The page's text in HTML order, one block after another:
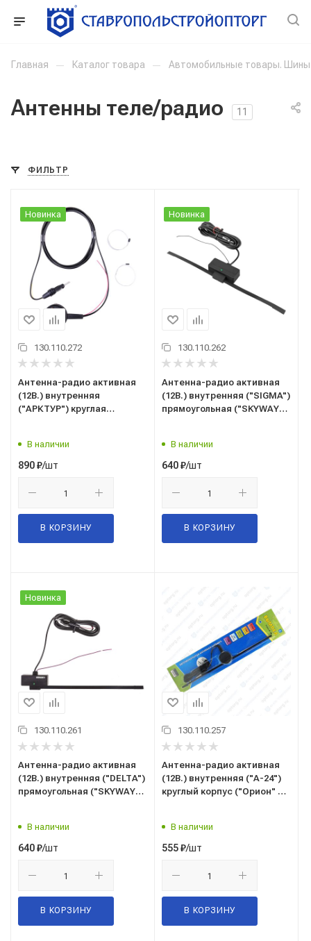
Главная — Каталог товара — Автомобильные товары. Шины
Антенны теле/радио 11
ФИЛЬТР
Новинка
130.110.272
Антенна-радио активная
(12В.) внутренняя
("АРКТУР") круглая
В наличии
890₽/шт
В КОРЗИНУ
Новинка
130.110.262
Антенна-радио активная
(12В.) внутренняя ("SIGMA")
прямоугольная ("SKYWAY")
В наличии
640₽/шт
В КОРЗИНУ
Новинка
130.110.261
Антенна-радио активная
(12В.) внутренняя ("DELTA")
прямоугольная ("SKYWAY")
В наличии
640₽/шт
В КОРЗИНУ
130.110.257
Антенна-радио активная
(12В.) внутренняя ("А-24")
круглый корпус ("Орион" С-
В наличии
555₽/шт
В КОРЗИНУ